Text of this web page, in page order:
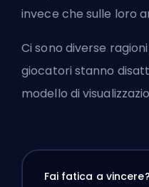
invece che sulle loro
Ci sono diverse
giocatori stanno
modello di
Fai fatica a